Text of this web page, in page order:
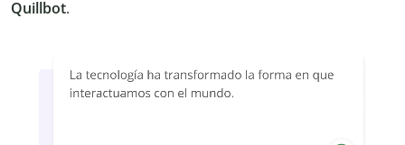
Quillbot.